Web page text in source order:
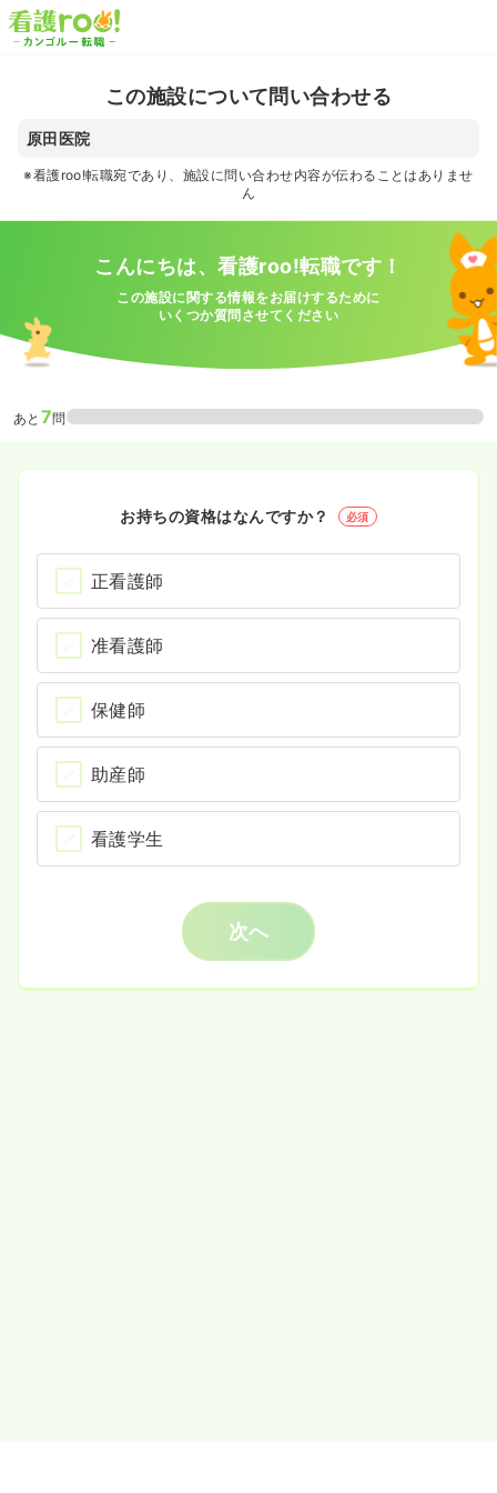
この施設について問い合わせる
原田医院
※看護roo!転職宛であり、施設に問い合わせ内容が伝わることはありませ
ん
こんにちは、看護roo!転職です！
この施設に関する情報をお届けするために
いくつか質問させてください
あと 7問
お持ちの資格はなんですか？ 必須
正看護師
准看護師
保健師
助産師
看護学生
次へ